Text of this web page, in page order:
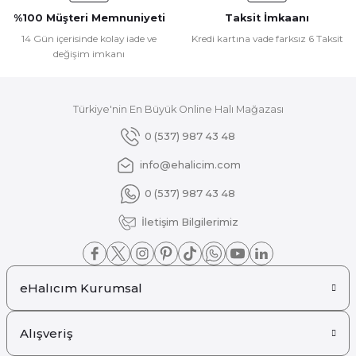
Ürün fiyatı diğer sitelerden daha pahalı.
Gönder
%100 Müşteri Memnuniyeti
14 Gün içerisinde kolay iade ve
değişim imkanı
Taksit İmkaanı
Kredi kartına vade farksız 6 Taksit
Türkiye'nin En Büyük Online Halı Mağazası
0 (537) 987 43 48
info@ehalicim.com
0 (537) 987 43 48
İletişim Bilgilerimiz
eHalıcım Kurumsal
Alışveriş